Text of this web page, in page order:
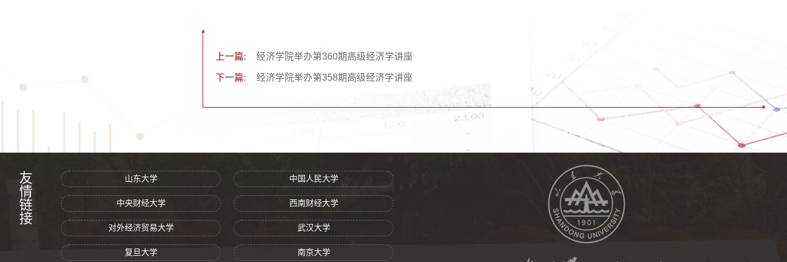
上一篇: 经济学院举办第360期高级经济学讲座
下一篇: 经济学院举办第358期高级经济学讲座
友情链接 山东大学 中国人民大学
中央财经大学 西南财经大学
对外经济贸易大学 武汉大学
复旦大学 南京大学